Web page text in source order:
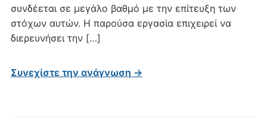
συνδέεται σε μεγάλο βαθμό με την επίτευξη των
στόχων αυτών. Η παρούσα εργασία επιχειρεί να
διερευνήσει την […]
Συνεχίστε την ανάγνωση →